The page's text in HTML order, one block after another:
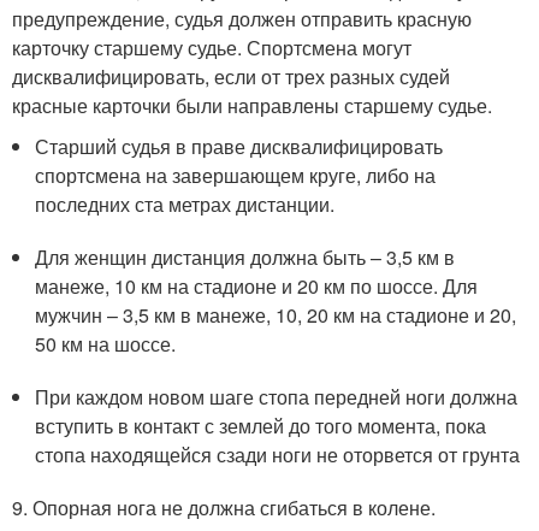
предупреждение, судья должен отправить красную
карточку старшему судье. Спортсмена могут
дисквалифицировать, если от трех разных судей
красные карточки были направлены старшему судье.
Старший судья в праве дисквалифицировать
спортсмена на завершающем круге, либо на
последних ста метрах дистанции.
Для женщин дистанция должна быть – 3,5 км в
манеже, 10 км на стадионе и 20 км по шоссе. Для
мужчин – 3,5 км в манеже, 10, 20 км на стадионе и 20,
50 км на шоссе.
При каждом новом шаге стопа передней ноги должна
вступить в контакт с землей до того момента, пока
стопа находящейся сзади ноги не оторвется от грунта
9. Опорная нога не должна сгибаться в колене.